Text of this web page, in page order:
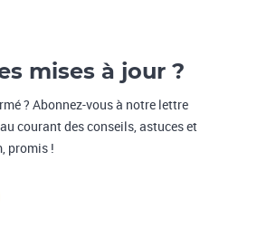
mises à jour ?
? Abonnez-vous à notre lettre
courant des conseils, astuces et
promis !